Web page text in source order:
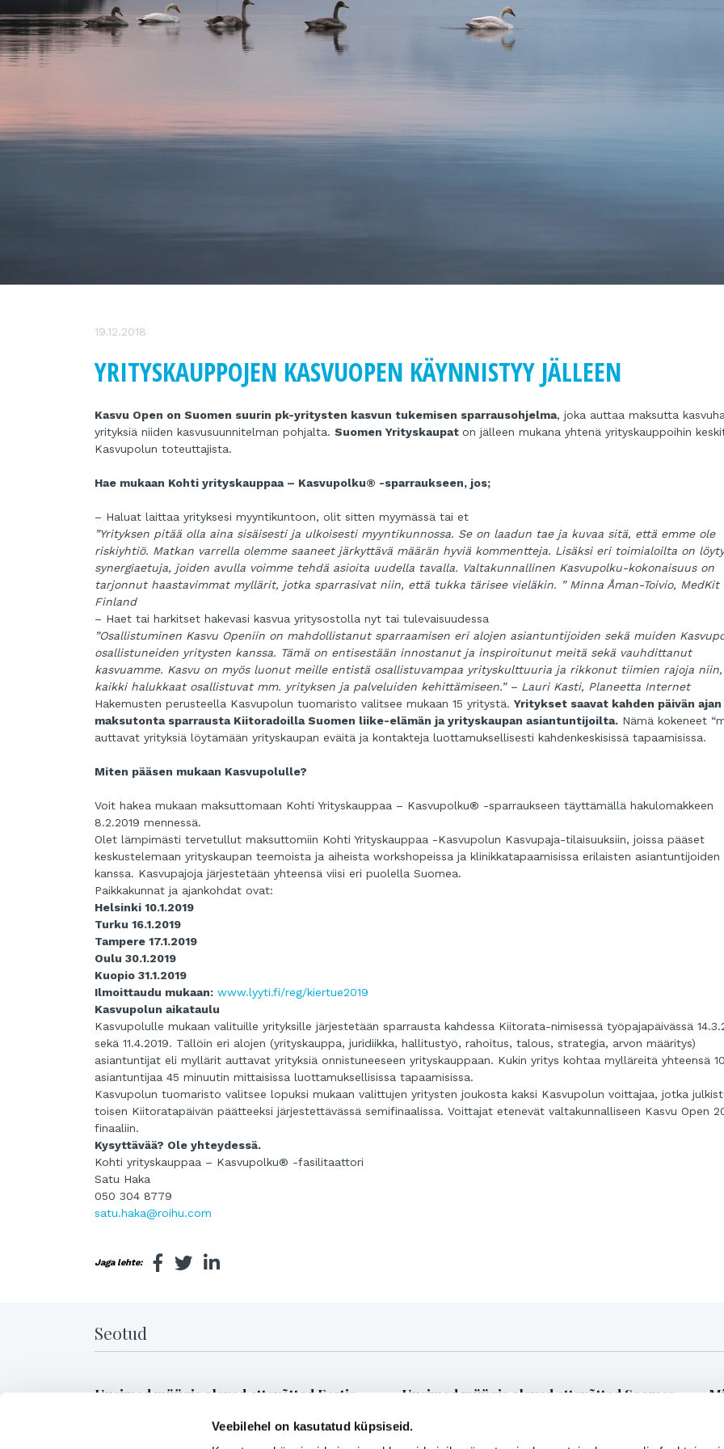
Veebilehel on kasutatud küpsiseid.
19.12.2018
YRITYSKAUPPOJEN KASVUOPEN KÄYNNISTYY JÄLLEEN
Kasvu Open on Suomen suurin pk-yritysten kasvun tukemisen sparrausohjelma, joka auttaa maksutta
yrityksiä niiden kasvusuunnitelman pohjalta. Suomen Yrityskaupat on jälleen mukana yhtenä yrityskauppoihin
Kasvupolun toteuttajista.
Hae mukaan Kohti yrityskauppaa – Kasvupolku® -sparraukseen, jos;
– Haluat laittaa yrityksesi myyntikuntoon, olit sitten myymässä tai et
”Yrityksen pitää olla aina sisäisesti ja ulkoisesti myyntikunnossa. Se on laadun tae ja kuvaa sitä, että emme ole
riskiyhtiö. Matkan varrella olemme saaneet järkyttävä määrän hyviä kommentteja. Lisäksi eri toimialoilta on
synergiaetuja, joiden avulla voimme tehdä asioita uudella tavalla. Valtakunnallinen Kasvupolku-kokonaisuus on
tarjonnut haastavimmat myllärit, jotka sparrasivat niin, että tukka tärisee vieläkin. ” Minna Åman-Toivio, MedKit
Finland
– Haet tai harkitset hakevasi kasvua yritysostolla nyt tai tulevaisuudessa
”Osallistuminen Kasvu Openiin on mahdollistanut sparraamisen eri alojen asiantuntijoiden sekä muiden
osallistuneiden yritysten kanssa. Tämä on entisestään innostanut ja inspiroitunut meitä sekä vauhdittanut
kasvuamme. Kasvu on myös luonut meille entistä osallistuvampaa yrityskulttuuria ja rikkonut tiimien rajoja
kaikki halukkaat osallistuvat mm. yrityksen ja palveluiden kehittämiseen.” – Lauri Kasti, Planeetta Internet
Hakemusten perusteella Kasvupolun tuomaristo valitsee mukaan 15 yritystä. Yritykset saavat kahden päivän ajan
maksutonta sparrausta Kiitoradoilla Suomen liike-elämän ja yrityskaupan asiantuntijoilta. Nämä kokeneet
auttavat yrityksiä löytämään yrityskaupan eväitä ja kontakteja luottamuksellisesti kahdenkeskisissä tapaamisissa.
Miten pääsen mukaan Kasvupolulle?
Voit hakea mukaan maksuttomaan Kohti Yrityskauppaa – Kasvupolku® -sparraukseen täyttämällä hakulomakkeen
8.2.2019 mennessä.
Olet lämpimästi tervetullut maksuttomiin Kohti Yrityskauppaa -Kasvupolun Kasvupaja-tilaisuuksiin, joissa pääset
keskustelemaan yrityskaupan teemoista ja aiheista workshopeissa ja klinikkatapaamisissa erilaisten asiantuntijoiden
kanssa. Kasvupajoja järjestetään yhteensä viisi eri puolella Suomea.
Paikkakunnat ja ajankohdat ovat:
Helsinki 10.1.2019
Turku 16.1.2019
Tampere 17.1.2019
Oulu 30.1.2019
Kuopio 31.1.2019
Ilmoittaudu mukaan: www.lyyti.fi/reg/kiertue2019
Kasvupolun aikataulu
Kasvupolulle mukaan valituille yrityksille järjestetään sparrausta kahdessa Kiitorata-nimisessä työpajapäivässä
sekä 11.4.2019. Tällöin eri alojen (yrityskauppa, juridiikka, hallitustyö, rahoitus, talous, strategia, arvon määritys)
asiantuntijat eli myllärit auttavat yrityksiä onnistuneeseen yrityskauppaan. Kukin yritys kohtaa mylläreitä yhteensä 10
asiantuntijaa 45 minuutin mittaisissa luottamuksellisissa tapaamisissa.
Kasvupolun tuomaristo valitsee lopuksi mukaan valittujen yritysten joukosta kaksi Kasvupolun voittajaa, jotka
toisen Kiitoratapäivän päätteeksi järjestettävässä semifinaalissa. Voittajat etenevät valtakunnalliseen Kasvu Open
finaaliin.
Kysyttävää? Ole yhteydessä.
Kohti yrityskauppaa – Kasvupolku® -fasilitaattori
Satu Haka
050 304 8779
satu.haka@roihu.com
Jaga lehte:
Seotud
Uusimad müügis olevad ettevõtted Eestis
Pika ajalooga transpordiettevõte, mis pakub täis-
Uusimad müügis olevad ettevõtted Soomes
Euroopa patendiga kaitstud uuenduslik ja suure